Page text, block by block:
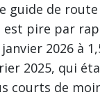
guide de route
est pire par
2026 à
2025, qui
courts de